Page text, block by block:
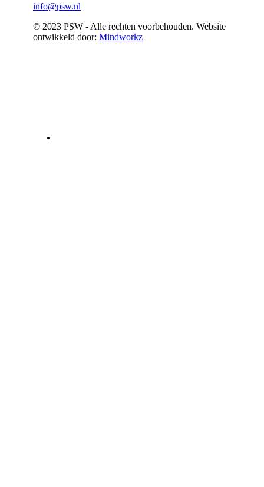
info@psw.nl
© 2023 PSW - Alle rechten voorbehouden. Website
ontwikkeld door: Mindworkz